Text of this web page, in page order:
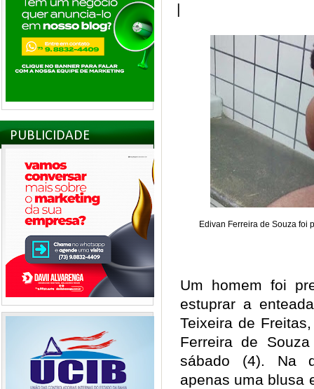
PUBLICIDADE
|
Edivan Ferreira de Souza foi
Um homem foi
estuprar a
Teixeira de
Ferreira de
sábado (4). Na
apenas uma blusa